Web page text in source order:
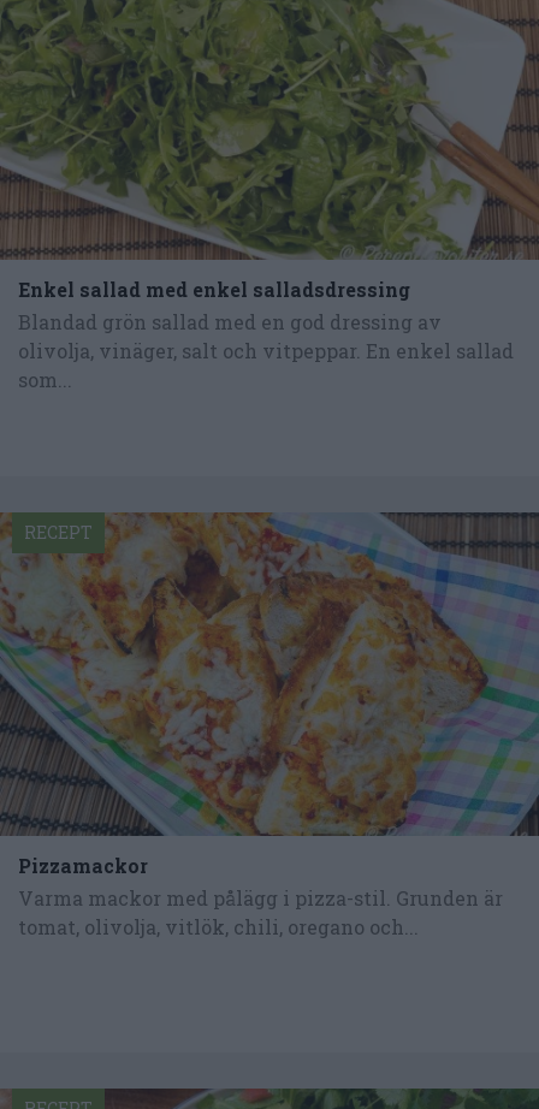
Enkel sallad med enkel salladsdressing
Blandad grön sallad med en god dressing av
olivolja, vinäger, salt och vitpeppar. En enkel sallad
som...
Pizzamackor
Varma mackor med pålägg i pizza-stil. Grunden är
tomat, olivolja, vitlök, chili, oregano och...
RECEPT